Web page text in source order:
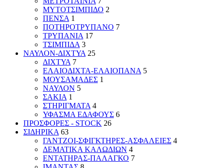
ΜΥΤΟΤΣΙΜΠΙΔΟ 2
ΠΕΝΣΑ 1
ΠΟΤΗΡΟΤΡΥΠΑΝΟ 7
ΤΡΥΠΑΝΙΑ 17
ΤΣΙΜΠΙΔΑ 3
ΝΑΥΛΟΝ-ΔΙΧΤΥΑ 25
ΔΙΧΤΥΑ 7
ΕΛΑΙΟΔΙΧΤΑ-ΕΛΑΙΟΠΑΝΑ 5
ΜΟΥΣΑΜΑΔΕΣ 1
ΝΑΥΛΟΝ 5
ΣΑΚΙΑ 1
ΣΤΗΡΙΓΜΑΤΑ 4
ΥΦΑΣΜΑ ΕΔΑΦΟΥΣ 6
ΠΡΟΣΦΟΡΕΣ - STOCK 26
ΣΙΔΗΡΙΚΑ 63
ΓΑΝΤΖΟΙ-ΣΦΙΓΚΤΗΡΕΣ-ΑΣΦΑΛΕΙΕΣ 4
ΔΕΜΑΤΙΚΑ ΚΑΛΩΔΙΩΝ 4
ΕΝΤΑΤΗΡΑΣ-ΠΑΛΑΓΚΟ 7